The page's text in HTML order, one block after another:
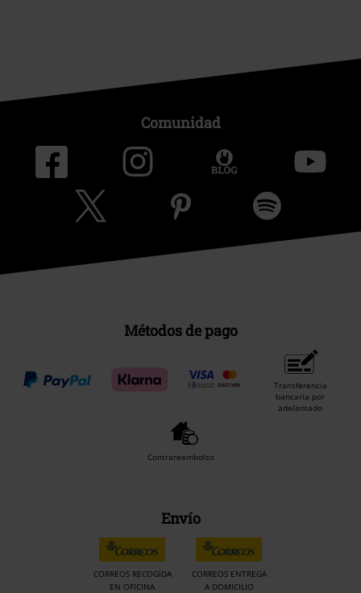
Comunidad
Métodos de pago
Transferencia
bancaria por
adelantado
Contrareembolso
Envío
CORREOS RECOGIDA
EN OFICINA
CORREOS ENTREGA
A DOMICILIO